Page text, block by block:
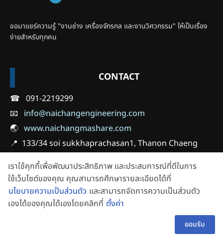
ขอมาแชร์ความรู้ "งานช่าง เครื่องจักรกล และงานวิศวกรรม" ให้เป็นเรื่อง
ง่ายสำหรับทุกคน
CONTACT
☎ 091-2219299
📧 info@naichangengineering.com
🌏 www.naichangmashare.com
📍 133/34 soi sukkhaprachasan1, Thanon Chaeng
Watthana, Pakkred, Pakkred district, Nonthaburi
11120
🕔 08:00 - 17:00
เราใช้คุกกี้เพื่อพัฒนาประสิทธิภาพ และประสบการณ์ที่ดีในการ
ใช้เว็บไซต์ของคุณ คุณสามารถศึกษารายละเอียดได้ที่
นโยบายความเป็นส่วนตัว และสามารถจัดการความเป็นส่วนตัว
เองได้ของคุณได้เองโดยคลิกที่ ตั้งค่า
ยอมรับ